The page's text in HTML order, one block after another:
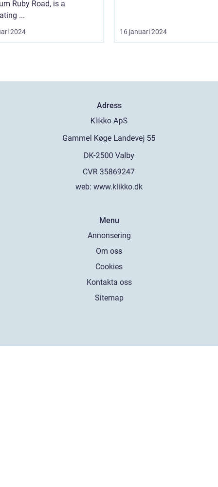
Ruby Road, is a
...
2024 16 januari 2024
Adress
web: www.klikko.dk
Menu
Annonsering
Om oss
Cookies
Kontakta oss
Sitemap